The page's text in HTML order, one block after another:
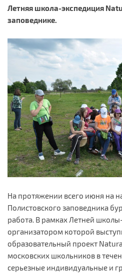
Летняя школа-экспедиция
заповеднике.
На протяжении всего июня на
Полистовского заповедника
работа. В рамках Летней
организатором которой
образовательный проект
московских школьников в
серьезные индивидуальные и